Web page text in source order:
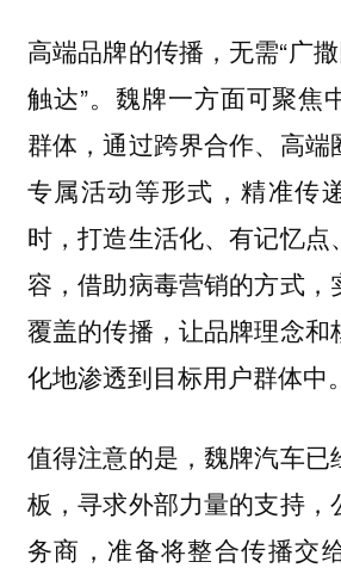
高端品牌的传播，无需“广
触达”。魏牌一方面可聚焦
群体，通过跨界合作、高端
专属活动等形式，精准传
时，打造生活化、有记忆点
容，借助病毒营销的方式，
覆盖的传播，让品牌理念和
化地渗透到目标用户群体中。
值得注意的是，魏牌汽车已
板，寻求外部力量的支持，
务商，准备将整合传播交